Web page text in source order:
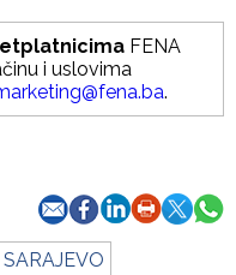
FENA
i uslovima
.